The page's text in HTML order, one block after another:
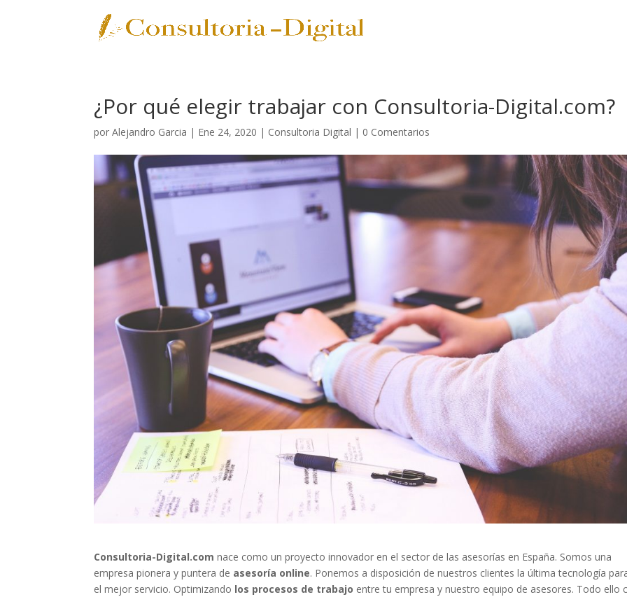
¿Por qué elegir trabajar con Consultoria-Digital.com?
porAlejandro Garcia | Ene 24, 2020 | Consultoria Digital | 0 Comentarios
Consultoria-Digital.com nace como un proyecto innovador en el sector de las asesorías en España. Somos una
empresa pionera y puntera de asesoría online. Ponemos a disposición de nuestros clientes la última tecnología
el mejor servicio. Optimizando los procesos de trabajo entre tu empresa y nuestro equipo de asesores. Todo ello